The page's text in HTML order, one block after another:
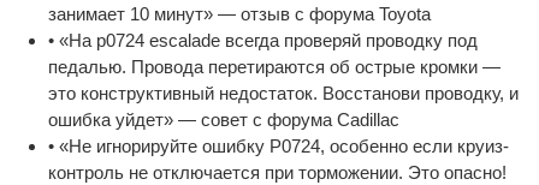
занимает 10 минут» — отзыв с форума Toyota
• «На p0724 escalade всегда проверяй проводку под
педалью. Провода перетираются об острые кромки —
это конструктивный недостаток. Восстанови проводку, и
ошибка уйдет» — совет с форума Cadillac
• «Не игнорируйте ошибку P0724, особенно если круиз-
контроль не отключается при торможении. Это опасно!